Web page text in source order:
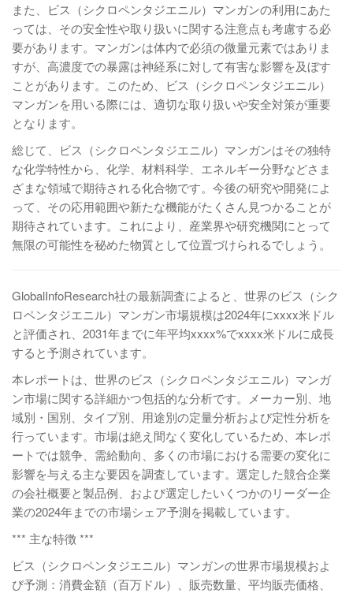
また、ビス（シクロペンタジエニル）マンガンの利用にあた
っては、その安全性や取り扱いに関する注意点も考慮する必
要があります。マンガンは体内で必須の微量元素ではありま
すが、高濃度での暴露は神経系に対して有害な影響を及ぼす
ことがあります。このため、ビス（シクロペンタジエニル）
マンガンを用いる際には、適切な取り扱いや安全対策が重要
となります。
総じて、ビス（シクロペンタジエニル）マンガンはその独特
な化学特性から、化学、材料科学、エネルギー分野などさま
ざまな領域で期待される化合物です。今後の研究や開発によ
って、その応用範囲や新たな機能がたくさん見つかることが
期待されています。これにより、産業界や研究機関にとって
無限の可能性を秘めた物質として位置づけられるでしょう。
GlobalInfoResearch社の最新調査によると、世界のビス（シク
ロペンタジエニル）マンガン市場規模は2024年にxxxx米ドル
と評価され、2031年までに年平均xxxx%でxxxx米ドルに成長
すると予測されています。
本レポートは、世界のビス（シクロペンタジエニル）マンガ
ン市場に関する詳細かつ包括的な分析です。メーカー別、地
域別・国別、タイプ別、用途別の定量分析および定性分析を
行っています。市場は絶え間なく変化しているため、本レポ
ートでは競争、需給動向、多くの市場における需要の変化に
影響を与える主な要因を調査しています。選定した競合企業
の会社概要と製品例、および選定したいくつかのリーダー企
業の2024年までの市場シェア予測を掲載しています。
*** 主な特徴 ***
ビス（シクロペンタジエニル）マンガンの世界市場規模およ
び予測：消費金額（百万ドル）、販売数量、平均販売価格、